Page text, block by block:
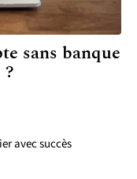
sans banque